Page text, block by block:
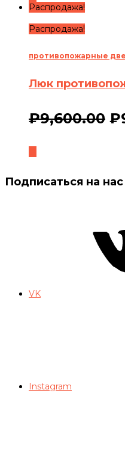
Распродажа!
Распродажа!
противопожарные
Люк
₽9,600.00 ₽
Подписаться на нас
VK
Instagram